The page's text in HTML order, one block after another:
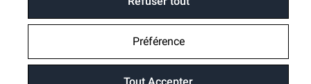
Préférence